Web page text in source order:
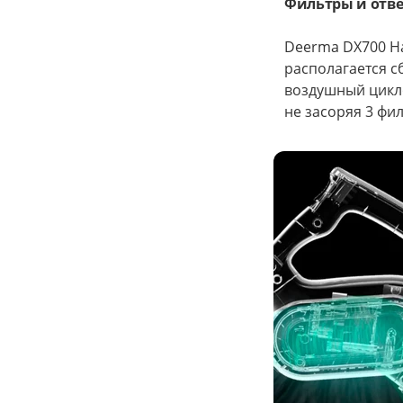
Deerma DX700
располагается
воздушный
не засоряя 3